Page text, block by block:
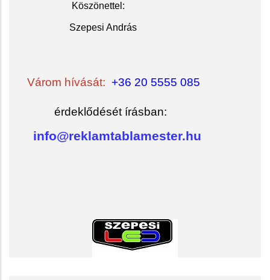
Köszönettel:
Szepesi András
Várom hívását: +36 20 5555 085
érdeklődését írásban:
info@reklamtablamester.hu